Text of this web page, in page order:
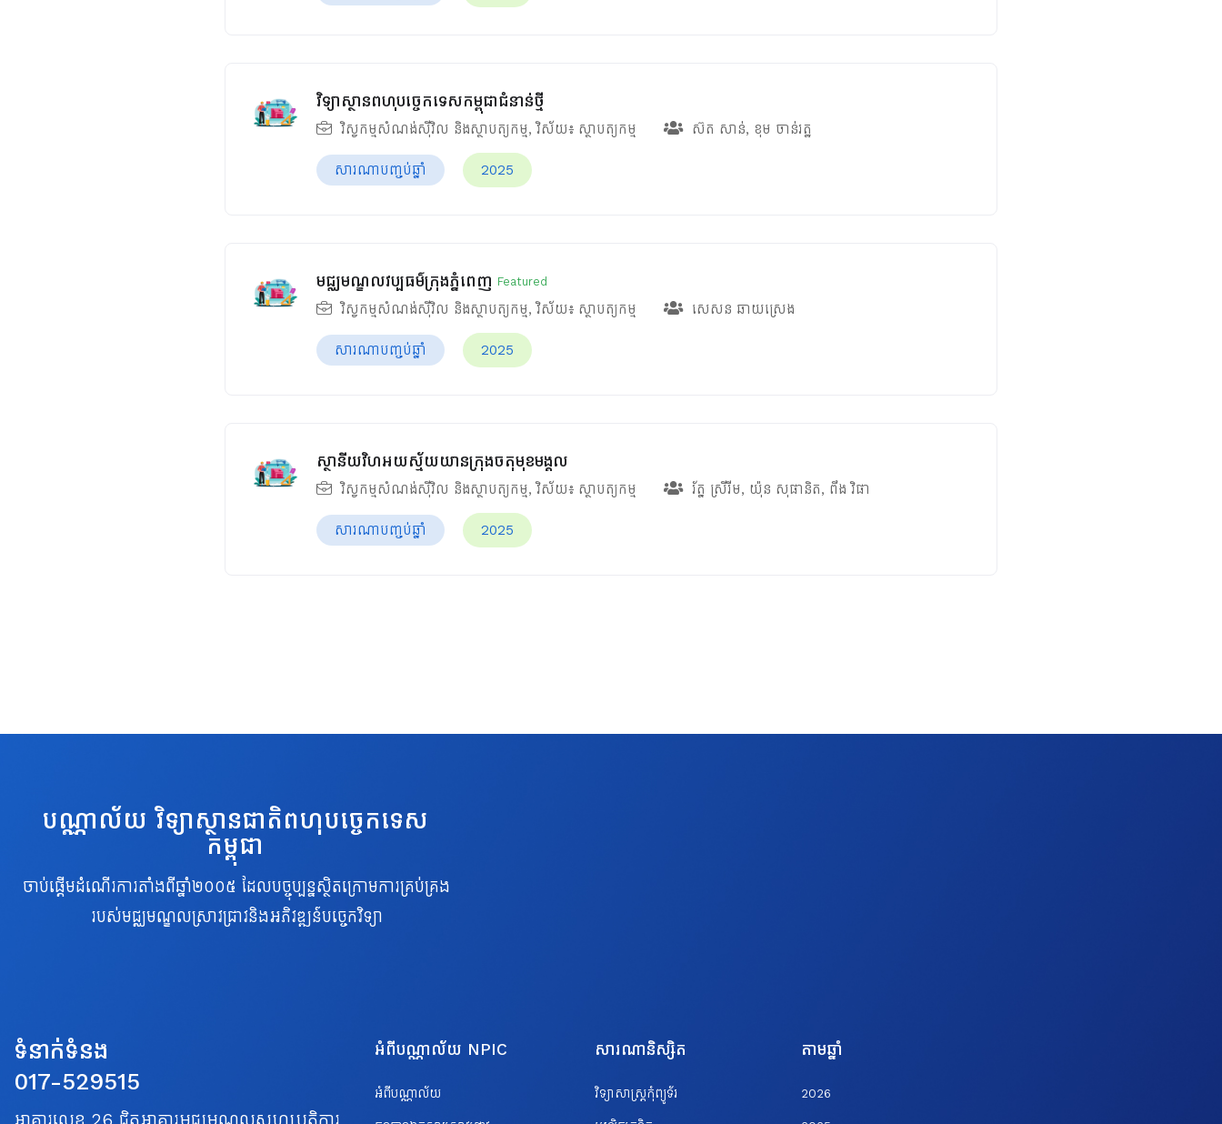
វិទ្យាស្ថានពហុបច្ចេកទេសកម្ពុជាជំនាន់ថ្មី
វិស្វកម្មសំណង់ស៊ីវិល និងស្ថាបត្យកម្ម, វិស័យ៖ ស្ថាបត្យកម្ម ស៊ត សាន់, ខុម ចាន់រត្ឋ
សារណាបញ្ចប់ឆ្នាំ 2025
មជ្ឈមណ្ឌលវប្បធម៌ក្រុងភ្នំពេញ Featured
វិស្វកម្មសំណង់ស៊ីវិល និងស្ថាបត្យកម្ម, វិស័យ៖ ស្ថាបត្យកម្ម សេសន ឆាយស្រេង
សារណាបញ្ចប់ឆ្នាំ 2025
ស្ថានីយវិហអយស្ម័យយានក្រុងចតុមុខមង្គល
វិស្វកម្មសំណង់ស៊ីវិល និងស្ថាបត្យកម្ម, វិស័យ៖ ស្ថាបត្យកម្ម រ័ត្ន ស្រីរីម, យ៉ុន សុផានិត, ពឹង វិផា
សារណាបញ្ចប់ឆ្នាំ 2025
បណ្ណាល័យ វិទ្យាស្ថានជាតិពហុបច្ចេកទេស
កម្ពុជា
ចាប់ផ្តើមដំណើរការតាំងពីឆ្នាំ២០០៥ ដែលបច្ចុប្បន្នស្ថិតក្រោមការគ្រប់គ្រង
របស់មជ្ឈមណ្ឌលស្រាវជ្រាវនិងអភិវឌ្ឍន៍បច្ចេកវិទ្យា
ទំនាក់ទំនង
017-529515
អំពីបណ្ណាល័យ NPIC
អំពីបណ្ណាល័យ
សារណានិស្សិត
វិទ្យាសាស្ត្រកុំព្យូទ័រ
តាមឆ្នាំ
2026